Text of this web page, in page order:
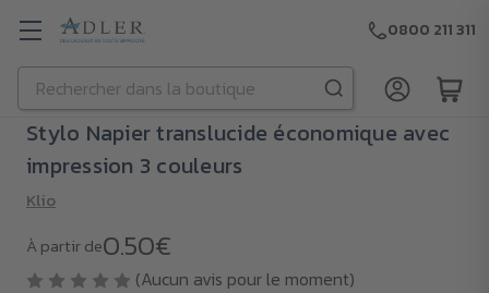
Passer au contenu principal
Rechercher
0800 211 311
Stylo Napier translucide économique avec
impression 3 couleurs
Klio
À partir de0.50€
(Aucun avis pour le moment)